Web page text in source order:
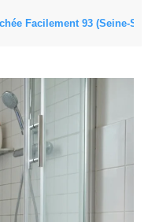
Facilement 93 (Seine-